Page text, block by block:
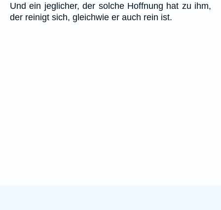
Und ein jeglicher, der solche Hoffnung hat zu ihm,
der reinigt sich, gleichwie er auch rein ist.